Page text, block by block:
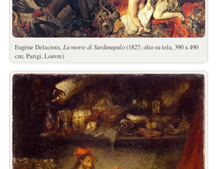
Eugène Delacroix, La morte di Sardanapalo(1827; olio su tela, 390 x 490
cm; Parigi, Louvre)